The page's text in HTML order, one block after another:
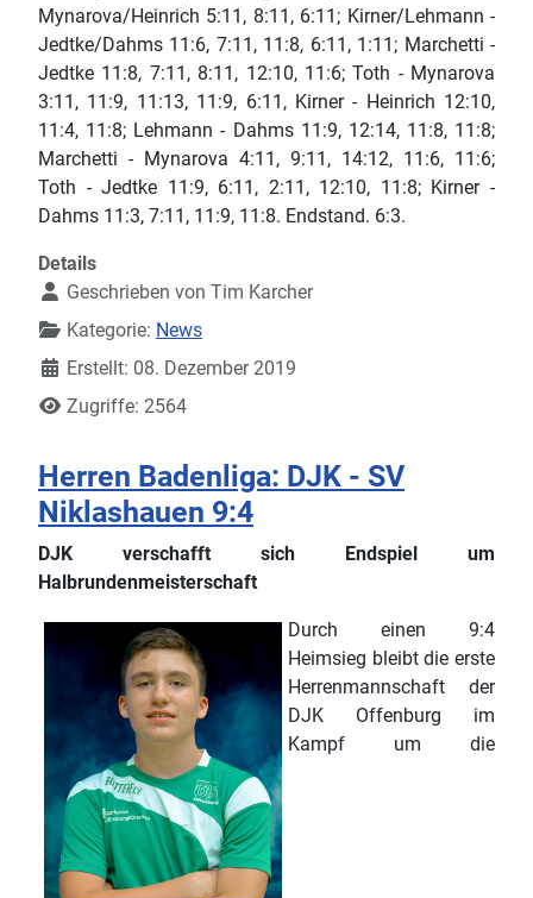
Mynarova/Heinrich 5:11, 8:11, 6:11; Kirner/Lehmann -
Jedtke/Dahms 11:6, 7:11, 11:8, 6:11, 1:11; Marchetti -
Jedtke 11:8, 7:11, 8:11, 12:10, 11:6; Toth - Mynarova
3:11, 11:9, 11:13, 11:9, 6:11, Kirner - Heinrich 12:10,
11:4, 11:8; Lehmann - Dahms 11:9, 12:14, 11:8, 11:8;
Marchetti - Mynarova 4:11, 9:11, 14:12, 11:6, 11:6;
Toth - Jedtke 11:9, 6:11, 2:11, 12:10, 11:8; Kirner -
Dahms 11:3, 7:11, 11:9, 11:8. Endstand. 6:3.
Details
Geschrieben von Tim Karcher
Kategorie: News
Erstellt: 08. Dezember 2019
Zugriffe: 2564
Herren Badenliga: DJK - SV
Niklashauen 9:4
DJK verschafft sich Endspiel um
Halbrundenmeisterschaft
Durch einen 9:4
Heimsieg bleibt die erste
Herrenmannschaft der
DJK Offenburg im
Kampf um die